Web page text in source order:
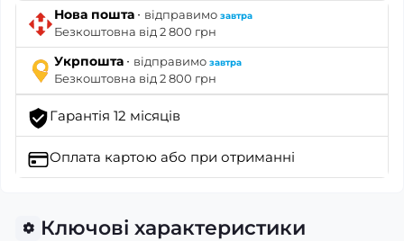
Нова пошта · відправимо завтра
Безкоштовна від 2 800 грн
Укрпошта · відправимо завтра
Безкоштовна від 2 800 грн
Гарантія 12 місяців
Оплата картою або при отриманні
Ключові характеристики